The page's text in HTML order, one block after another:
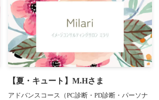
【夏・キュート】M.Hさま
アドバンスコース（PC診断・PD診断・パーソナ